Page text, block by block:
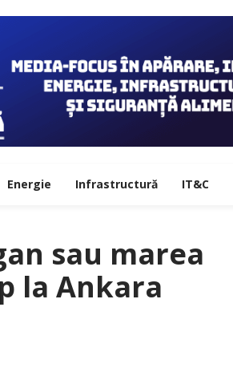
Energie Infrastructură IT&C
sau marea
la Ankara